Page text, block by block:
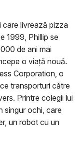
care livrează pizza
1999, Phillip se
de ani mai
o viață nouă.
Corporation, o
transporturi către
Printre colegii lui
singur ochi, care
un robot cu un